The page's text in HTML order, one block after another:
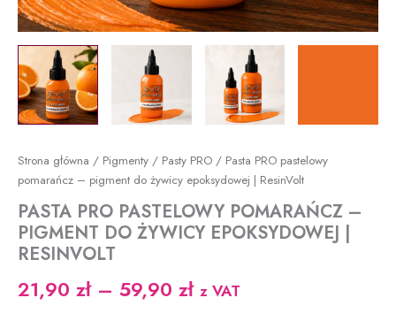
Strona główna / Pigmenty / Pasty PRO / Pasta PRO pastelowy
pomarańcz – pigment do żywicy epoksydowej | ResinVolt
PASTA PRO PASTELOWY POMARAŃCZ –
PIGMENT DO ŻYWICY EPOKSYDOWEJ |
RESINVOLT
21,90 zł – 59,90 złZakres
z VAT